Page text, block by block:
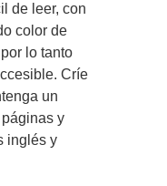
de leer, con
color de
lo tanto
Críe
un
y
inglés y